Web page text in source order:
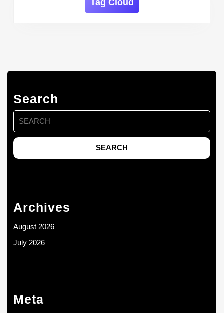
Search
Search
for:
Archives
August 2026
July 2026
Meta